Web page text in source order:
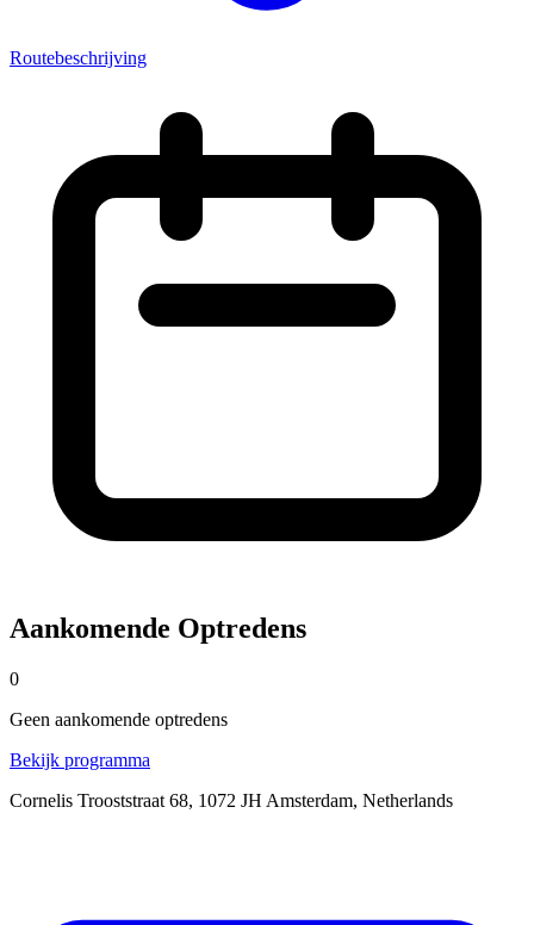
Routebeschrijving
Aankomende Optredens
0
Geen aankomende optredens
Bekijk programma
Cornelis Trooststraat 68, 1072 JH Amsterdam, Netherlands